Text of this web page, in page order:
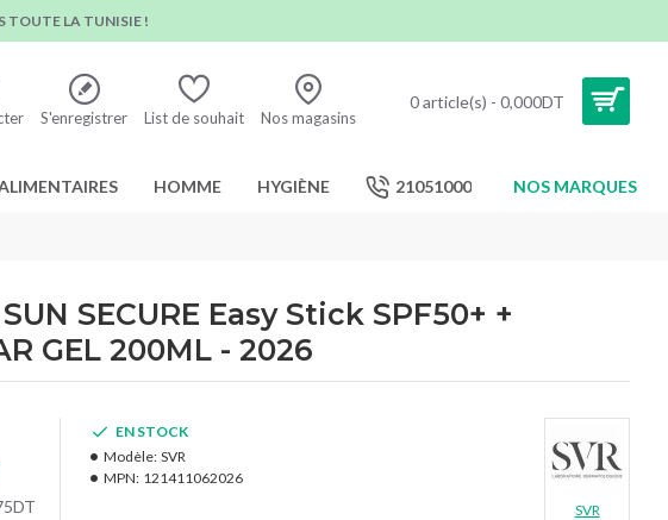
TOUTE LA TUNISIE !
S'enregistrer List de souhait Nos magasins
0 article(s) - 0,000DT
HOMME HYGIÈNE 21051000 NOS MARQUES
SECURE Easy Stick SPF50+ +
GEL 200ML - 2026
EN STOCK
Modèle: SVR
MPN: 121411062026
SVR